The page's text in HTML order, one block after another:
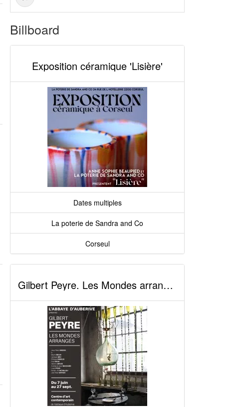
Billboard
Exposition céramique 'Lisière'
Dates multiples
La poterie de Sandra and Co
Corseul
Gilbert Peyre. Les Mondes arrangés